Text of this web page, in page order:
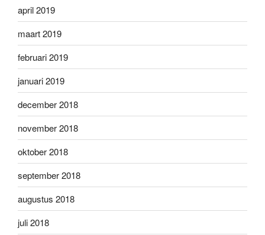
april 2019
maart 2019
februari 2019
januari 2019
december 2018
november 2018
oktober 2018
september 2018
augustus 2018
juli 2018